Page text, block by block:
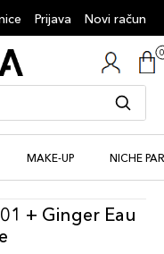
Prijava Novi račun
MAKE-UP NICHE
+ Ginger Eau